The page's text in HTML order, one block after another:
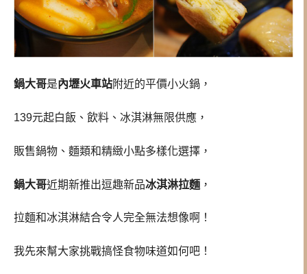
鍋大哥是內壢火車站附近的平價小火鍋，
139元起白飯、飲料、冰淇淋無限供應，
販售鍋物、麵類和精緻小點多樣化選擇，
鍋大哥近期新推出逗趣新品冰淇淋拉麵 ，
拉麵和冰淇淋結合令人完全無法想像啊！
我先來幫大家挑戰搞怪食物味道如何吧！